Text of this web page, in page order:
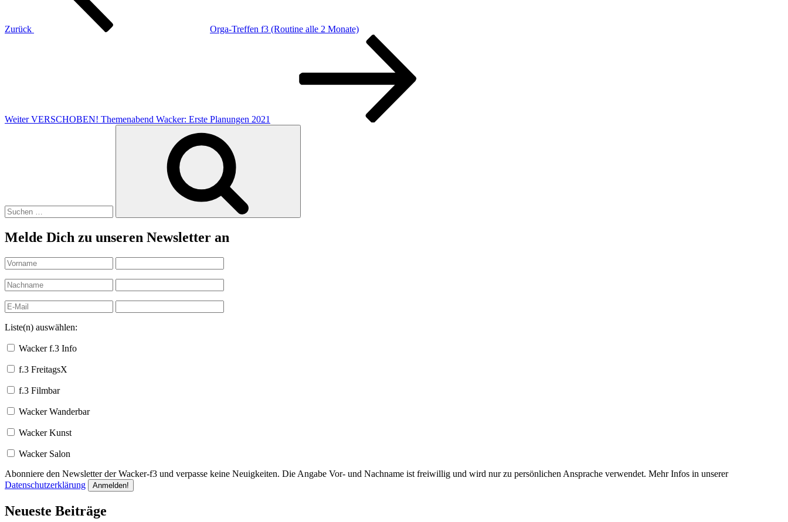
Zurück
Orga-Treffen f3 (Routine alle 2 Monate)
Weiter VERSCHOBEN! Themenabend Wacker: Erste Planungen 2021
Melde Dich zu unseren Newsletter an
Liste(n) auswählen:
Wacker f.3 Info
f.3 FreitagsX
f.3 Filmbar
Wacker Wanderbar
Wacker Kunst
Wacker Salon
Abonniere den Newsletter der Wacker-f3 und verpasse keine Neuigkeiten. Die Angabe Vor- und Nachname ist freiwillig und wird nur zu persönlichen Ansprache verwendet. Mehr Infos in unserer
Datenschutzerklärung
Neueste Beiträge